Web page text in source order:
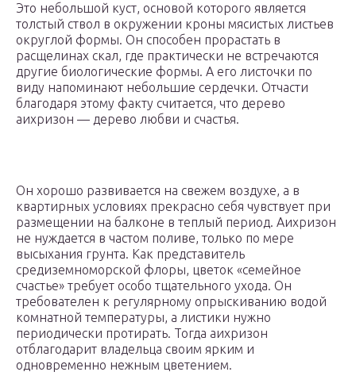
Это небольшой куст, основой которого является
толстый ствол в окружении кроны мясистых листьев
округлой формы. Он способен прорастать в
расщелинах скал, где практически не встречаются
другие биологические формы. А его листочки по
виду напоминают небольшие сердечки. Отчасти
благодаря этому факту считается, что дерево
аихризон — дерево любви и счастья.
Он хорошо развивается на свежем воздухе, а в
квартирных условиях прекрасно себя чувствует при
размещении на балконе в теплый период. Аихризон
не нуждается в частом поливе, только по мере
высыхания грунта. Как представитель
средиземноморской флоры, цветок «семейное
счастье» требует особо тщательного ухода. Он
требователен к регулярному опрыскиванию водой
комнатной температуры, а листики нужно
периодически протирать. Тогда аихризон
отблагодарит владельца своим ярким и
одновременно нежным цветением.